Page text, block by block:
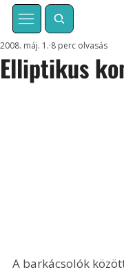
Elliptikus
2008. máj. 1. 8 perc olvasás
A barkácsolók